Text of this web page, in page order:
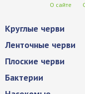
О сайте
Круглые черви
Ленточные черви
Плоские черви
Бактерии